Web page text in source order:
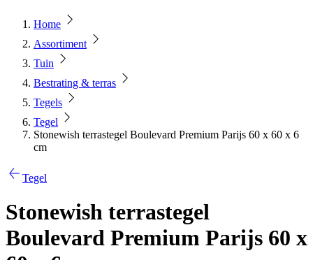
Home
Assortiment
Tuin
Bestrating & terras
Tegels
Tegel
Stonewish terrastegel Boulevard Premium Parijs 60 x 60 x 6
cm
Tegel
Stonewish terrastegel
Boulevard Premium Parijs 60 x